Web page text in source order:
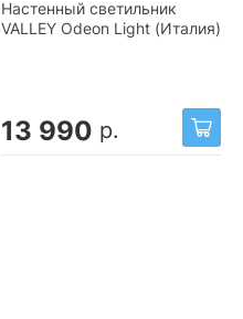
Настенный светильник
VALLEY Odeon Light (Италия)
13 990 р.